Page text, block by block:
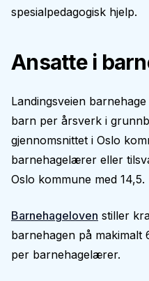
spesialpedagogisk hjelp.
Ansatte i
Landingsveien
barn per årsverk i
gjennomsnittet i Oslo
barnehagelærer eller
Oslo kommune med 14,5.
Barnehageloven stiller
barnehagen på
per barnehagelærer.